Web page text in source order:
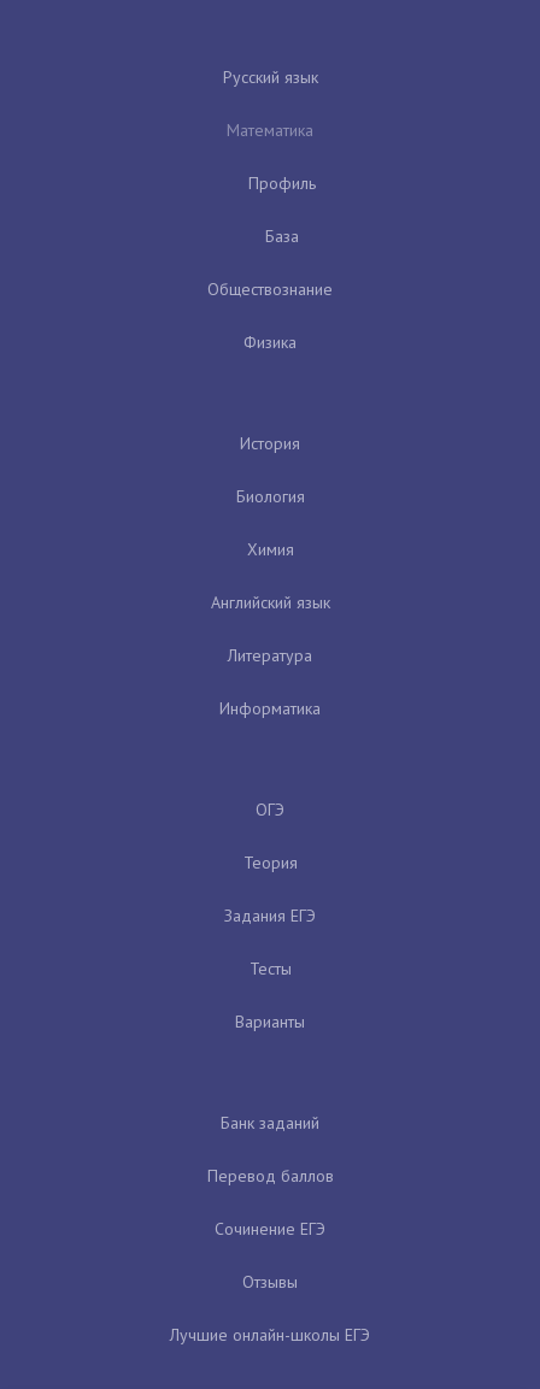
Русский язык
Математика
Профиль
База
Обществознание
Физика
История
Биология
Химия
Английский язык
Литература
Информатика
ОГЭ
Теория
Задания ЕГЭ
Тесты
Варианты
Банк заданий
Перевод баллов
Сочинение ЕГЭ
Отзывы
Лучшие онлайн-школы ЕГЭ